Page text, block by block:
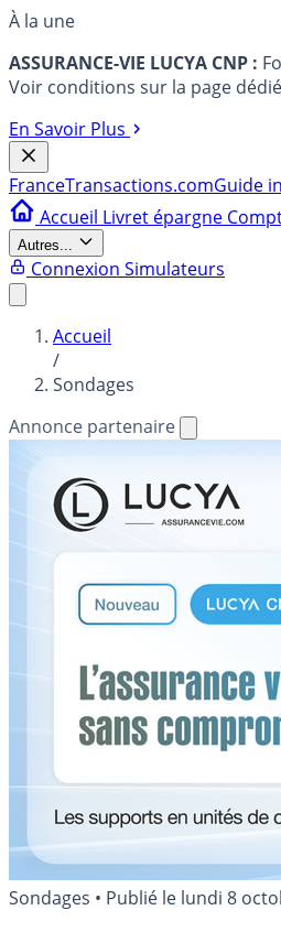
À la une
ASSURANCE-VIE LUCYA CNP :
Voir conditions sur la page
En Savoir Plus
FranceTransactions.comGuide
Accueil Livret épargne
Autres...
Connexion Simulateurs
Accueil
/
Sondages
Annonce partenaire
Sondages • Publié le lundi 8